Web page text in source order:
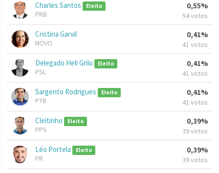
Charles Santos Eleito
PRB
0,55%
54 votos
Cristina Garvil
NOVO
0,41%
41 votos
Delegado Heli Grilo Eleito
PSL
0,41%
41 votos
Sargento Rodrigues Eleito
PTB
0,41%
41 votos
Cleitinho Eleito
PPS
0,39%
39 votos
Léo Portela Eleito
PR
0,39%
39 votos